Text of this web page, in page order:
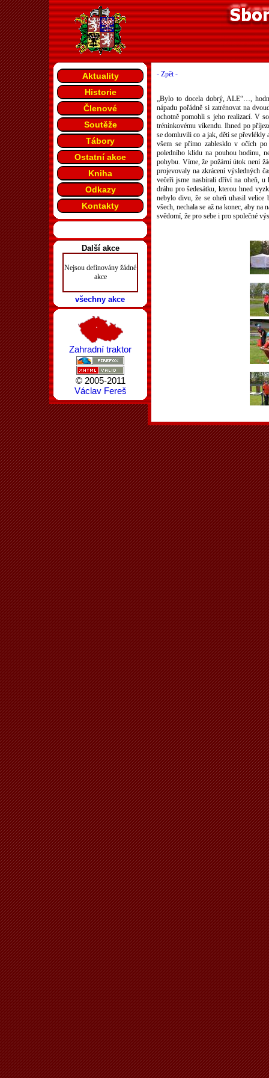
- Zpět -
„Bylo to docela dobrý, ALE“…,
nápadu pořádně si zatrénovat na
ochotně pomohli s jeho realizací. V
tréninkovému víkendu. Ihned po
se domluvili co a jak, děti se převlékly
všem se přímo zablesklo v očích
poledního klidu na pouhou hodinu,
pohybu. Víme, že požární útok není
projevovaly na zkrácení výsledných
večeři jsme nasbírali dříví na oheň, u
dráhu pro šedesátku, kterou hned
nebylo divu, že se oheň uhasil velice
všech, nechala se až na konec, aby
svědomí, že pro sebe i pro společné
Aktuality
Historie
Členové
Soutěže
Tábory
Ostatní akce
Kniha
Odkazy
Kontakty
Další akce
Nejsou definovány žádné
akce
všechny akce
Zahradní traktor
© 2005-2011
Václav Fereš